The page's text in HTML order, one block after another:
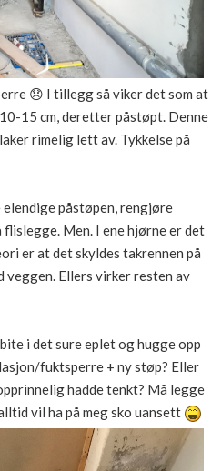
😞 I tillegg så viker det som at
15 cm, deretter påstøpt. Denne
rimelig lett av. Tykkelse på
elendige påstøpen, rengjøre
Men. I ene hjørne er det
er at det skyldes takrennen på
veggen. Ellers virker resten av
i det sure eplet og hugge opp
fuktsperre + ny støp? Eller
hadde tenkt? Må legge
vil ha på meg sko uansett